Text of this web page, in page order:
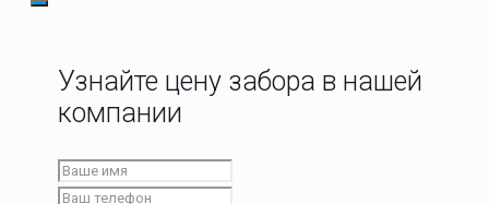
Узнайте цену забора в нашей
компании